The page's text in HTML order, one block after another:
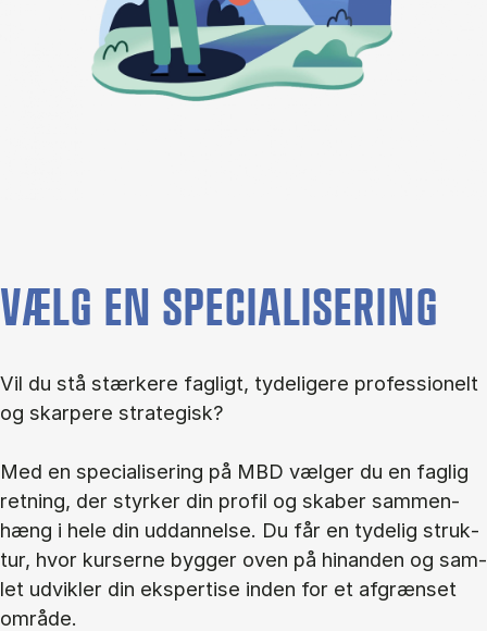
VÆLG EN SPECIALISERING
Vil du stå stær­ke­re fag­ligt, ty­de­li­ge­re pro­fes­sio­nelt
og skar­pe­re stra­te­gisk?
Med en spe­ci­a­li­se­ring på MBD væl­ger du en fag­lig
ret­ning, der styr­ker din pro­fil og ska­ber sam­men­
hæng i hele din ud­dan­nel­se. Du får en ty­de­lig struk­
tur, hvor kur­ser­ne byg­ger oven på hin­an­den og sam­
let ud­vik­ler din eks­per­ti­se in­den for et af­græn­set
om­rå­de.